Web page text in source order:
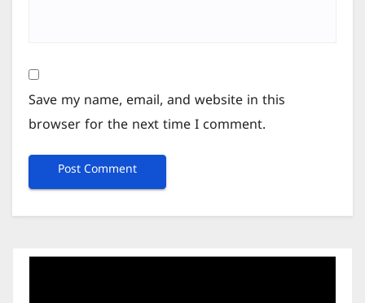
Save my name, email, and website in this
browser for the next time I comment.